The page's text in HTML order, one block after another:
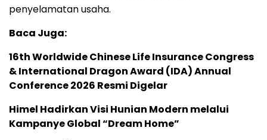
penyelamatan usaha.
Baca Juga:
16th Worldwide Chinese Life Insurance Congress
& International Dragon Award (IDA) Annual
Conference 2026 Resmi Digelar
Himel Hadirkan Visi Hunian Modern melalui
Kampanye Global “Dream Home”